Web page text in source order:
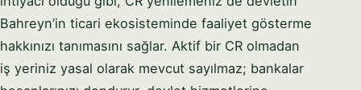
Bahreyn’in ticari ekosisteminde faaliyet gösterme
hakkınızı tanımasını sağlar. Aktif bir CR olmadan
iş yeriniz yasal olarak mevcut sayılmaz; bankalar
07:08 AM
EMAIL ADDRESS